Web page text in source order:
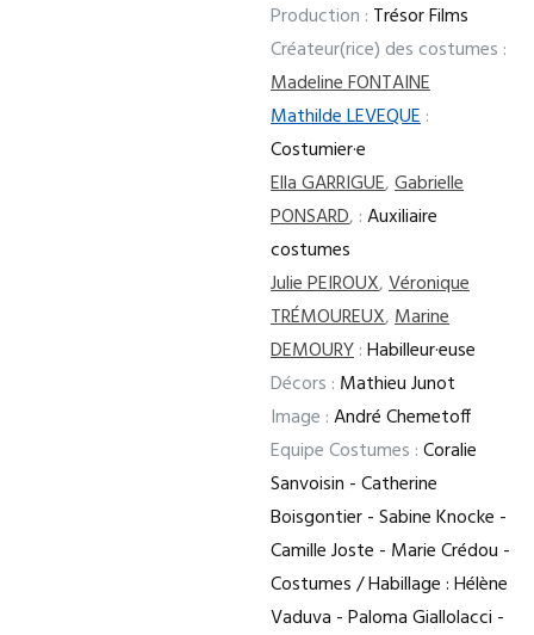
Production : Trésor Films
Créateur(rice) des costumes :
Madeline FONTAINE
Mathilde LEVEQUE:
Costumier·e
Ella GARRIGUE,Gabrielle
PONSARD, :Auxiliaire
costumes
Julie PEIROUX,Véronique
TRÉMOUREUX,Marine
DEMOURY:Habilleur·euse
Décors : Mathieu Junot
Image :André Chemetoff
Equipe Costumes :Coralie
Sanvoisin - Catherine
Boisgontier - Sabine Knocke -
Camille Joste - Marie Crédou -
Costumes / Habillage : Hélène
Vaduva - Paloma Giallolacci -